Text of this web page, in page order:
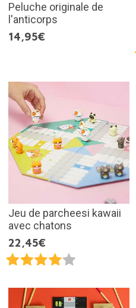
Peluche originale de
l'anticorps
14,95€
Jeu de parcheesi kawaii
avec chatons
22,45€